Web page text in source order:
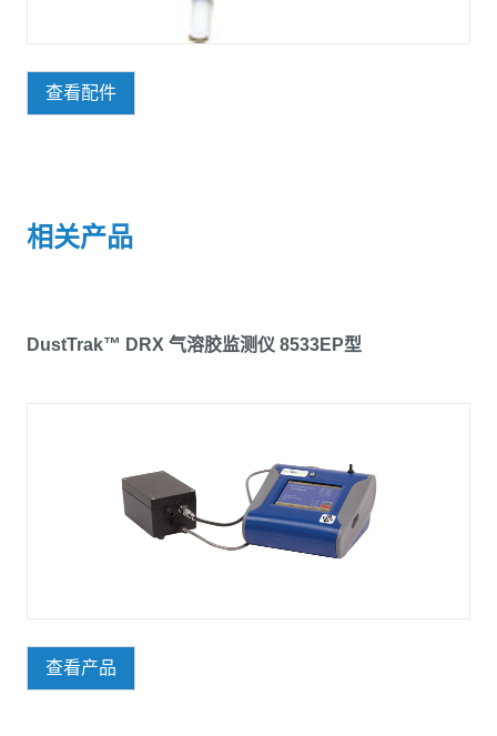
查看配件
相关产品
DustTrak™ DRX 气溶胶监测仪 8533EP型
查看产品